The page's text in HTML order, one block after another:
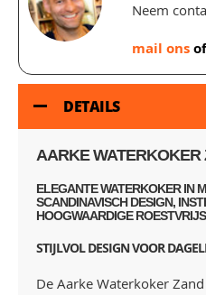
Neem
mail ons
DETAILS
AARKE WATERKOKER
ELEGANTE WATERKOKER IN
SCANDINAVISCH DESIGN,
HOOGWAARDIGE
STIJLVOL DESIGN VOOR
De Aarke Waterkoker